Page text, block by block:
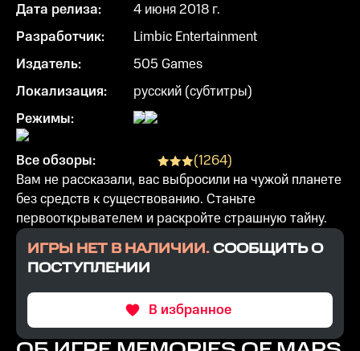
Дата релиза:
4 июня 2018 г.
Разработчик:
Limbic Entertainment
Издатель:
505 Games
Локализация:
русский (субтитры)
Режимы:
Все обзоры: (1264)
Вам не рассказали, вас выбросили на чужой планете
без средств к существованию. Станьте
первооткрывателем и раскройте страшную тайну.
ИГРЫ НЕТ В НАЛИЧИИ.СООБЩИТЬ О
ПОСТУПЛЕНИИ
В избранное